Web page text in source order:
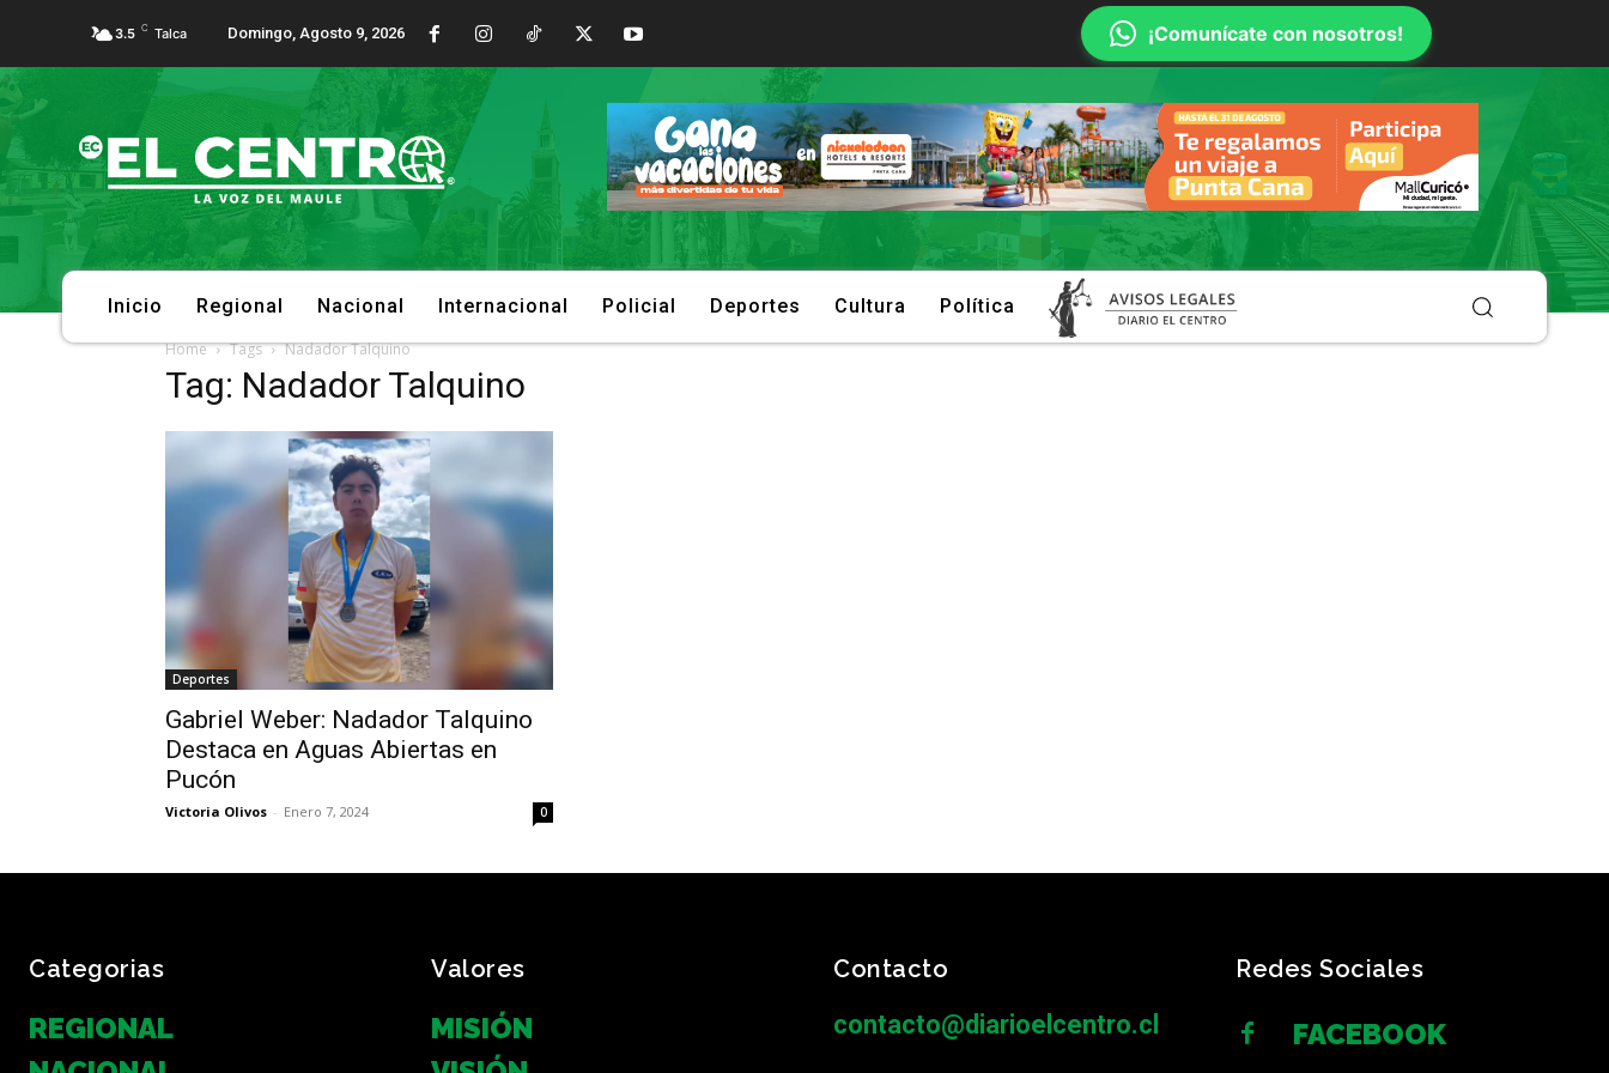
3.5 C Talca Domingo, Agosto 9, 2026 ¡Comunícate con nosotros!
Inicio Regional Nacional Internacional Policial Deportes Cultura Política
Home Tags Nadador Talquino
Tag: Nadador Talquino
Deportes
Gabriel Weber: Nadador Talquino
Destaca en Aguas Abiertas en
Pucón
Victoria Olivos - Enero 7, 2024 0
Categorias
REGIONAL
Valores
MISIÓN
Contacto
contacto@diarioelcentro.cl
Redes Sociales
FACEBOOK